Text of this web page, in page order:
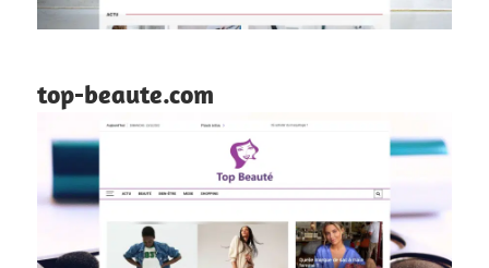
top-beaute.com